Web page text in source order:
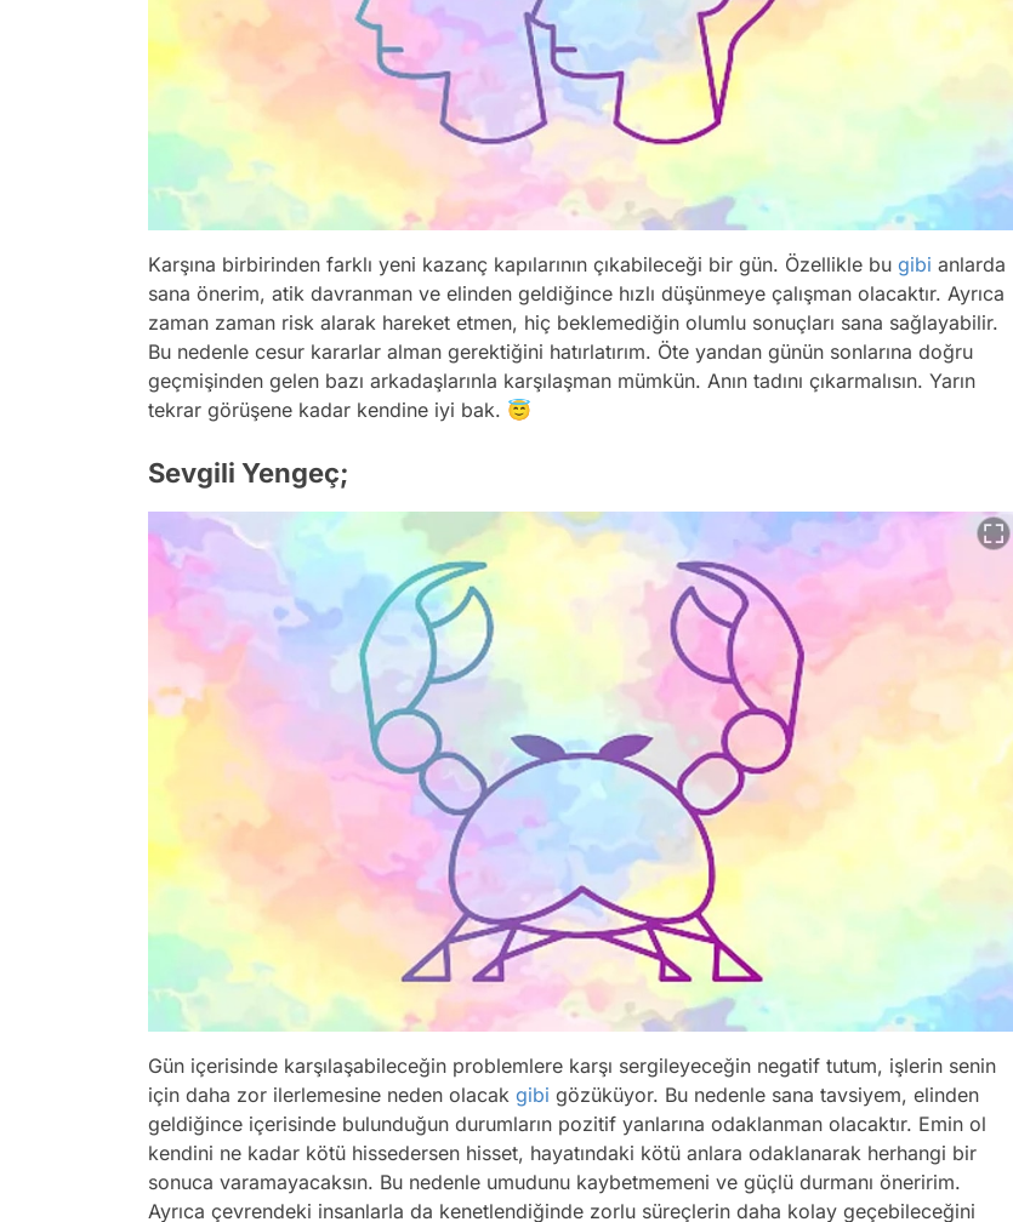
Karşına birbirinden farklı yeni kazanç kapılarının çıkabileceği bir gün. Özellikle bu gibi anlarda
sana önerim, atik davranman ve elinden geldiğince hızlı düşünmeye çalışman olacaktır. Ayrıca
zaman zaman risk alarak hareket etmen, hiç beklemediğin olumlu sonuçları sana sağlayabilir.
Bu nedenle cesur kararlar alman gerektiğini hatırlatırım. Öte yandan günün sonlarına doğru
geçmişinden gelen bazı arkadaşlarınla karşılaşman mümkün. Anın tadını çıkarmalısın. Yarın
tekrar görüşene kadar kendine iyi bak. 😇
Sevgili Yengeç;
Gün içerisinde karşılaşabileceğin problemlere karşı sergileyeceğin negatif tutum, işlerin senin
için daha zor ilerlemesine neden olacak gibi gözüküyor. Bu nedenle sana tavsiyem, elinden
geldiğince içerisinde bulunduğun durumların pozitif yanlarına odaklanman olacaktır. Emin ol
kendini ne kadar kötü hissedersen hisset, hayatındaki kötü anlara odaklanarak herhangi bir
sonuca varamayacaksın. Bu nedenle umudunu kaybetmemeni ve güçlü durmanı öneririm.
Ayrıca çevrendeki insanlarla da kenetlendiğinde zorlu süreçlerin daha kolay geçebileceğini